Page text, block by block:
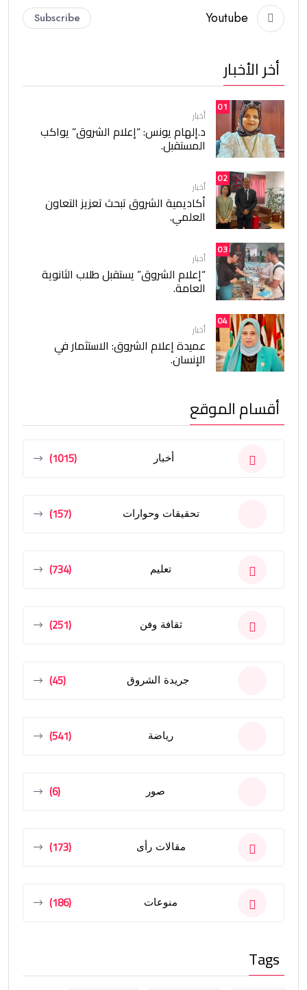
Youtube
Subscribe
أخر الأخبار
01
أخبار
د.إلهام يونس: “إعلام الشروق” يواكب
المستقبل.
02
أخبار
أكاديمية الشروق تبحث تعزيز التعاون
العلمي.
03
أخبار
“إعلام الشروق” يستقبل طلاب الثانوية
العامة.
04
أخبار
عميدة إعلام الشروق: الاستثمار في
الإنسان.
أقسام الموقع
أخبار (1015)
تحقيقات وحوارات (157)
تعليم (734)
ثقافة وفن (251)
جريدة الشروق (45)
رياضة (541)
صور (6)
مقالات رأى (173)
منوعات (186)
Tags